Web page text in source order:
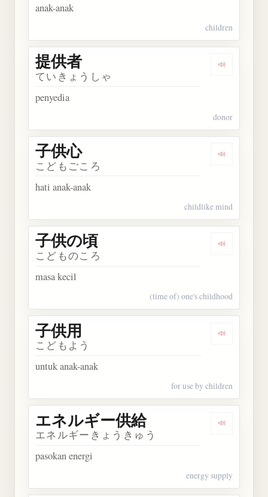
anak-anak
children
Dengarkan
提供者
ていきょうしゃ
penyedia
donor
Dengarkan
子供心
こどもごころ
hati anak-anak
childlike mind
Dengarkan
子供の頃
こどものころ
masa kecil
(time of) one's childhood
Dengarkan
子供用
こどもよう
untuk anak-anak
for use by children
Dengarkan
エネルギー供給
エネルギーきょうきゅう
pasokan energi
energy supply